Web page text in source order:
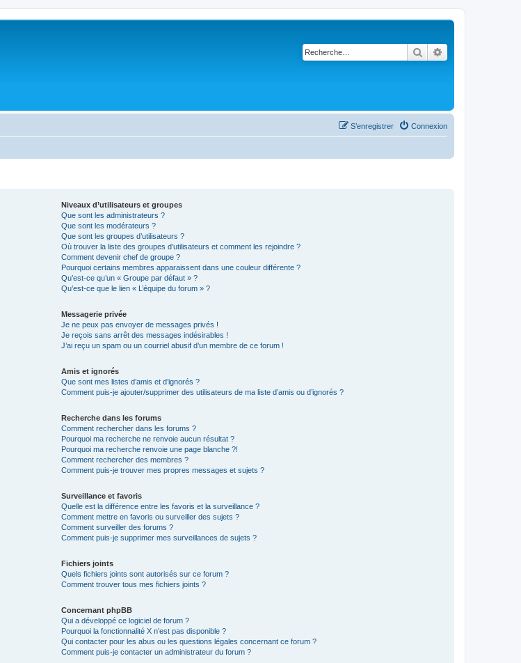
Rechercher
Connexion
S’enregistrer
Niveaux d’utilisateurs et groupes
Que sont les administrateurs ?
Que sont les modérateurs ?
Que sont les groupes d’utilisateurs ?
Où trouver la liste des groupes d’utilisateurs et comment les rejoindre ?
Comment devenir chef de groupe ?
Pourquoi certains membres apparaissent dans une couleur différente ?
Qu’est-ce qu’un « Groupe par défaut » ?
Qu’est-ce que le lien « L’équipe du forum » ?
Messagerie privée
Je ne peux pas envoyer de messages privés !
Je reçois sans arrêt des messages indésirables !
J’ai reçu un spam ou un courriel abusif d’un membre de ce forum !
Amis et ignorés
Que sont mes listes d’amis et d’ignorés ?
Comment puis-je ajouter/supprimer des utilisateurs de ma liste d’amis ou d’ignorés ?
Recherche dans les forums
Comment rechercher dans les forums ?
Pourquoi ma recherche ne renvoie aucun résultat ?
Pourquoi ma recherche renvoie une page blanche ?!
Comment rechercher des membres ?
Comment puis-je trouver mes propres messages et sujets ?
Surveillance et favoris
Quelle est la différence entre les favoris et la surveillance ?
Comment mettre en favoris ou surveiller des sujets ?
Comment surveiller des forums ?
Comment puis-je supprimer mes surveillances de sujets ?
Fichiers joints
Quels fichiers joints sont autorisés sur ce forum ?
Comment trouver tous mes fichiers joints ?
Concernant phpBB
Qui a développé ce logiciel de forum ?
Pourquoi la fonctionnalité X n’est pas disponible ?
Qui contacter pour les abus ou les questions légales concernant ce forum ?
Comment puis-je contacter un administrateur du forum ?